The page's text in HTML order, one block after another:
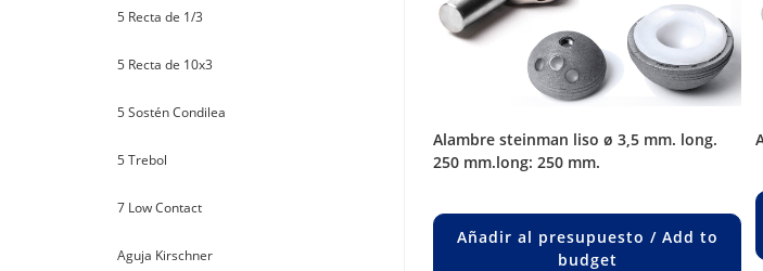
alambre steinman liso ø 3,5 mm. long.
250 mm.long: 250 mm.
Añadir al presupuesto / Add to
budget
5 Recta de 1/3
5 Recta de 10x3
5 Sostén Condilea
5 Trebol
7 Low Contact
Aguja Kirschner